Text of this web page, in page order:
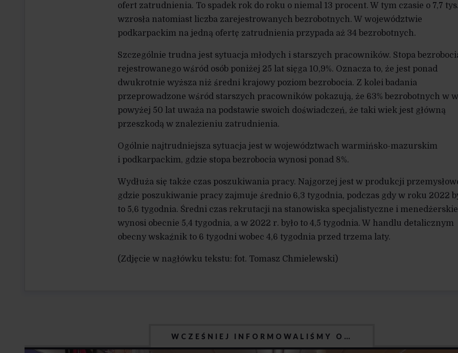
ofert zatrudnienia. To spadek rok do roku o niemal 13 procent. W tym czasie o 7,7 tys.
wzrosła natomiast liczba zarejestrowanych bezrobotnych. W województwie
podkarpackim na jedną ofertę zatrudnienia przypada aż 34 bezrobotnych.
Szczególnie trudna jest sytuacja młodych i starszych pracowników. Stopa
rejestrowanego wśród osób poniżej 25 lat sięga 10,9%. Oznacza to, że jest ponad
dwukrotnie wyższa niż średni krajowy poziom bezrobocia. Z kolei badania
przeprowadzone wśród starszych pracowników pokazują, że 63% bezrobotnych w
powyżej 50 lat uważa na podstawie swoich doświadczeń, że taki wiek jest główną
przeszkodą w znalezieniu zatrudnienia.
Ogólnie najtrudniejsza sytuacja jest w województwach warmińsko-mazurskim
i podkarpackim, gdzie stopa bezrobocia wynosi ponad 8%.
Wydłuża się także czas poszukiwania pracy. Najgorzej jest w produkcji
gdzie poszukiwanie pracy zajmuje średnio 6,3 tygodnia, podczas gdy w roku 2022
to 5,6 tygodnia. Średni czas rekrutacji na stanowiska specjalistyczne i menedżerskie
wynosi obecnie 5,4 tygodnia, a w 2022 r. było to 4,5 tygodnia. W handlu detalicznym
obecny wskaźnik to 6 tygodni wobec 4,6 tygodnia przed trzema laty.
(Zdjęcie w nagłówku tekstu: fot. Tomasz Chmielewski)
WCZEŚNIEJ INFORMOWALIŚMY O…